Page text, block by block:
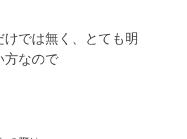
では無く、とても明
方なので